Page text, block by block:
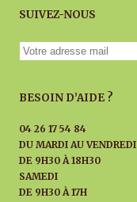
SUIVEZ-NOUS
BESOIN D’AIDE ?
04 26 17 54 84
DU MARDI AUVENDREDI
DE 9H30 À 18H30
SAMEDI
DE 9H30 À 17H